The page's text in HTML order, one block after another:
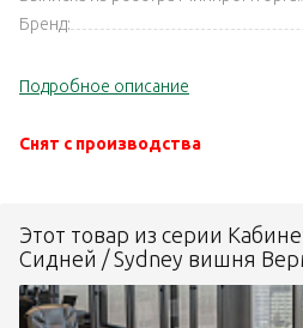
Бренд:
Подробное описание
Снят с производства
Этот товар из серии
Сидней / Sydney вишня